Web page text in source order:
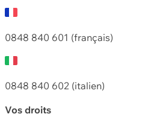
0848 840 601 (français)
0848 840 602 (italien)
Vos droits